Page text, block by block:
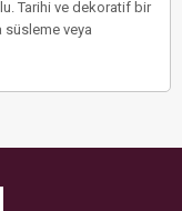
Tarihi ve dekoratif bir
veya